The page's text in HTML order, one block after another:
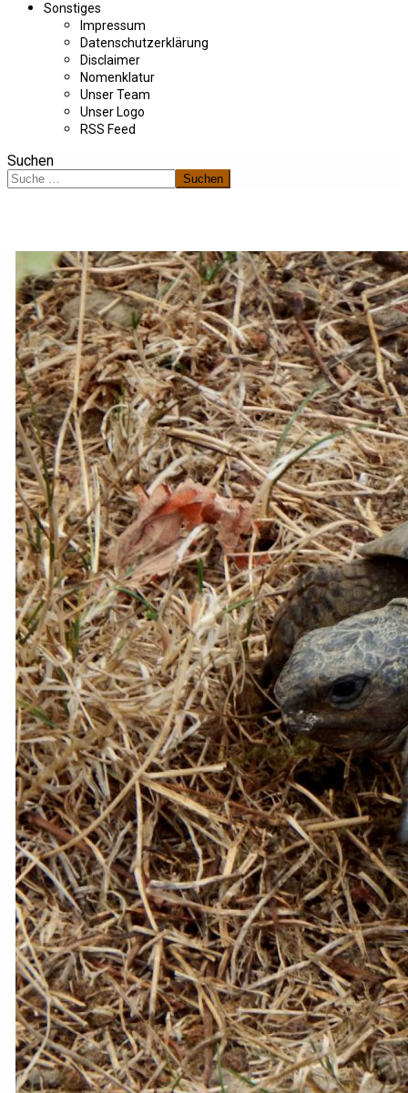
Sonstiges
Impressum
Datenschutzerklärung
Disclaimer
Nomenklatur
Unser Team
Unser Logo
RSS Feed
Suchen
Suchen